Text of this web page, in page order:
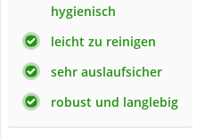
hygienisch
leicht zu reinigen
sehr auslaufsicher
robust und langlebig